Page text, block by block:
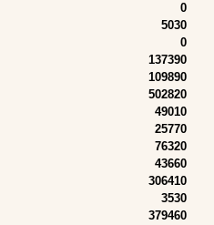
0
5030
0
137390
109890
502820
49010
25770
76320
43660
306410
3530
379460